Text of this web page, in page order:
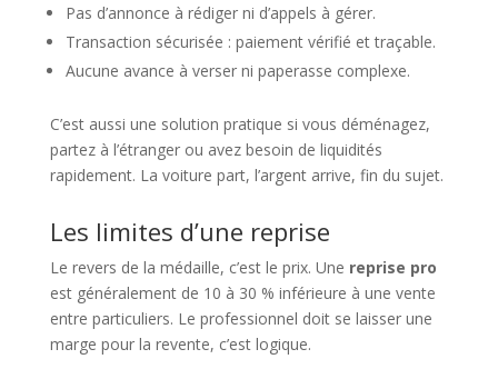
Pas d’annonce à rédiger ni d’appels à gérer.
Transaction sécurisée : paiement vérifié et traçable.
Aucune avance à verser ni paperasse complexe.
C’est aussi une solution pratique si vous déménagez,
partez à l’étranger ou avez besoin de liquidités
rapidement. La voiture part, l’argent arrive, fin du sujet.
Les limites d’une reprise
Le revers de la médaille, c’est le prix. Une reprise pro
est généralement de 10 à 30 % inférieure à une vente
entre particuliers. Le professionnel doit se laisser une
marge pour la revente, c’est logique.